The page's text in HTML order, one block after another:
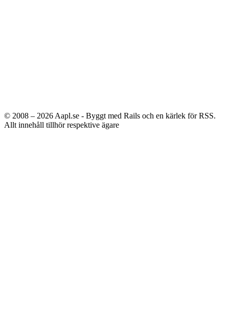
© 2008 – 2026 Aapl.se - Byggt med Rails och en kärlek för RSS.
Allt innehåll tillhör respektive ägare